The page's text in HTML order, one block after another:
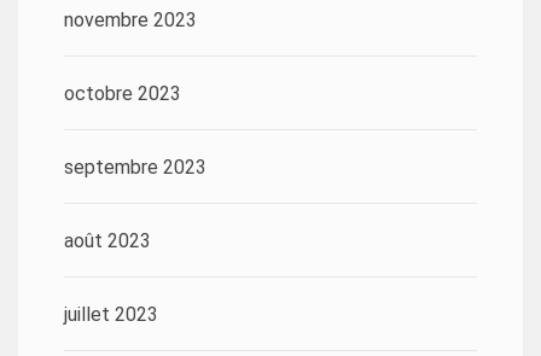
novembre 2023
octobre 2023
septembre 2023
août 2023
juillet 2023